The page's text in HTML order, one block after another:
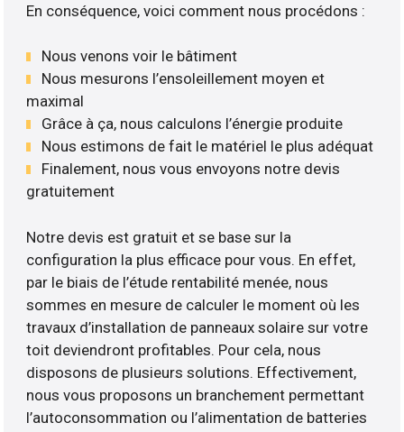
En conséquence, voici comment nous procédons :
Nous venons voir le bâtiment
Nous mesurons l’ensoleillement moyen et
maximal
Grâce à ça, nous calculons l’énergie produite
Nous estimons de fait le matériel le plus adéquat
Finalement, nous vous envoyons notre devis
gratuitement
Notre devis est gratuit et se base sur la
configuration la plus efficace pour vous. En effet,
par le biais de l’étude rentabilité menée, nous
sommes en mesure de calculer le moment où les
travaux d’installation de panneaux solaire sur votre
toit deviendront profitables. Pour cela, nous
disposons de plusieurs solutions. Effectivement,
nous vous proposons un branchement permettant
l’autoconsommation ou l’alimentation de batteries